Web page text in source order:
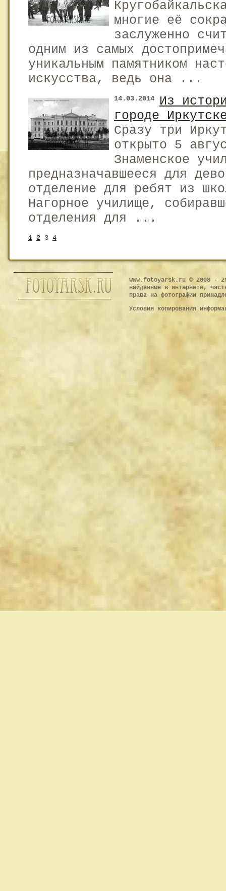
многие её
заслуженно
одним из самых
уникальным памятником
искусства, ведь она ...
14.03.2014
Из
городе
Сразу три
открыто 5
Знаменское
предназначавшееся для
отделение для ребят из
Нагорное училище,
отделения для ...
1 2 3 4
www.fotoyarsk.ru © 2008 -
найденные в интернете,
права на фотографии
Условия копирования